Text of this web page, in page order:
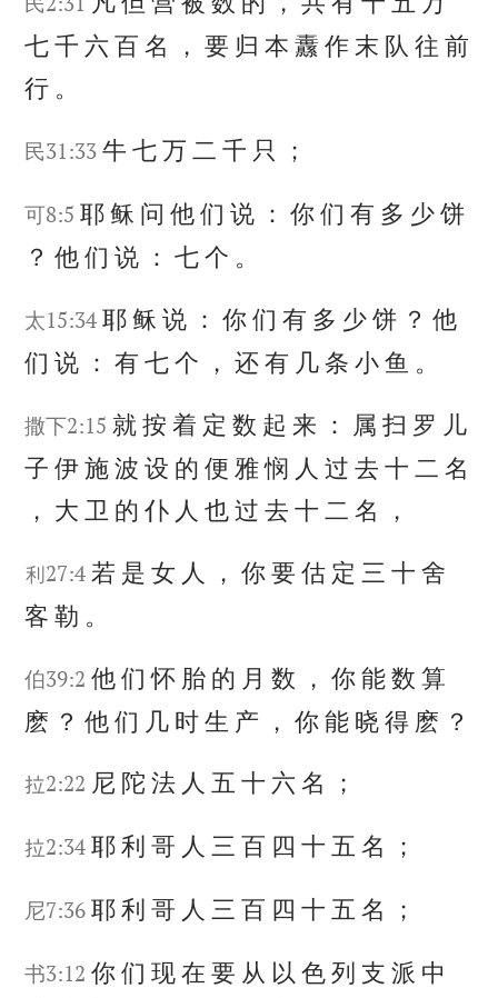
七千 六百名 ，要 归本纛作末 队往前
行 。
民31:33 牛七万二千 只 ；
可8:5 耶稣 问他们说 ：你们有 多 少饼
？他们说 ：七个 。
太15:34 耶稣说 ：你们有 多 少饼 ？他
们说 ：有七个 ，还有 几条小鱼 。
撒下2:15 就按着 定数 起 来 ： 属扫 罗 儿
子伊施波设 的便 雅悯 人过去十二名
， 大 卫 的仆 人也过去十二名 ，
利27:4 若 是女 人 ，你要估 定 三十舍
客勒 。
伯39:2 他们怀 胎 的 月数 ，你能数算
麽 ？他们 几 时生 产 ，你能 晓得 麽 ？
拉2:22 尼 陀法 人五十 六名 ；
拉2:34 耶利哥 人三百 四十五名 ；
尼7:36 耶利哥 人三百 四十五名 ；
书3:12 你们现在要 从 以色列支派 中